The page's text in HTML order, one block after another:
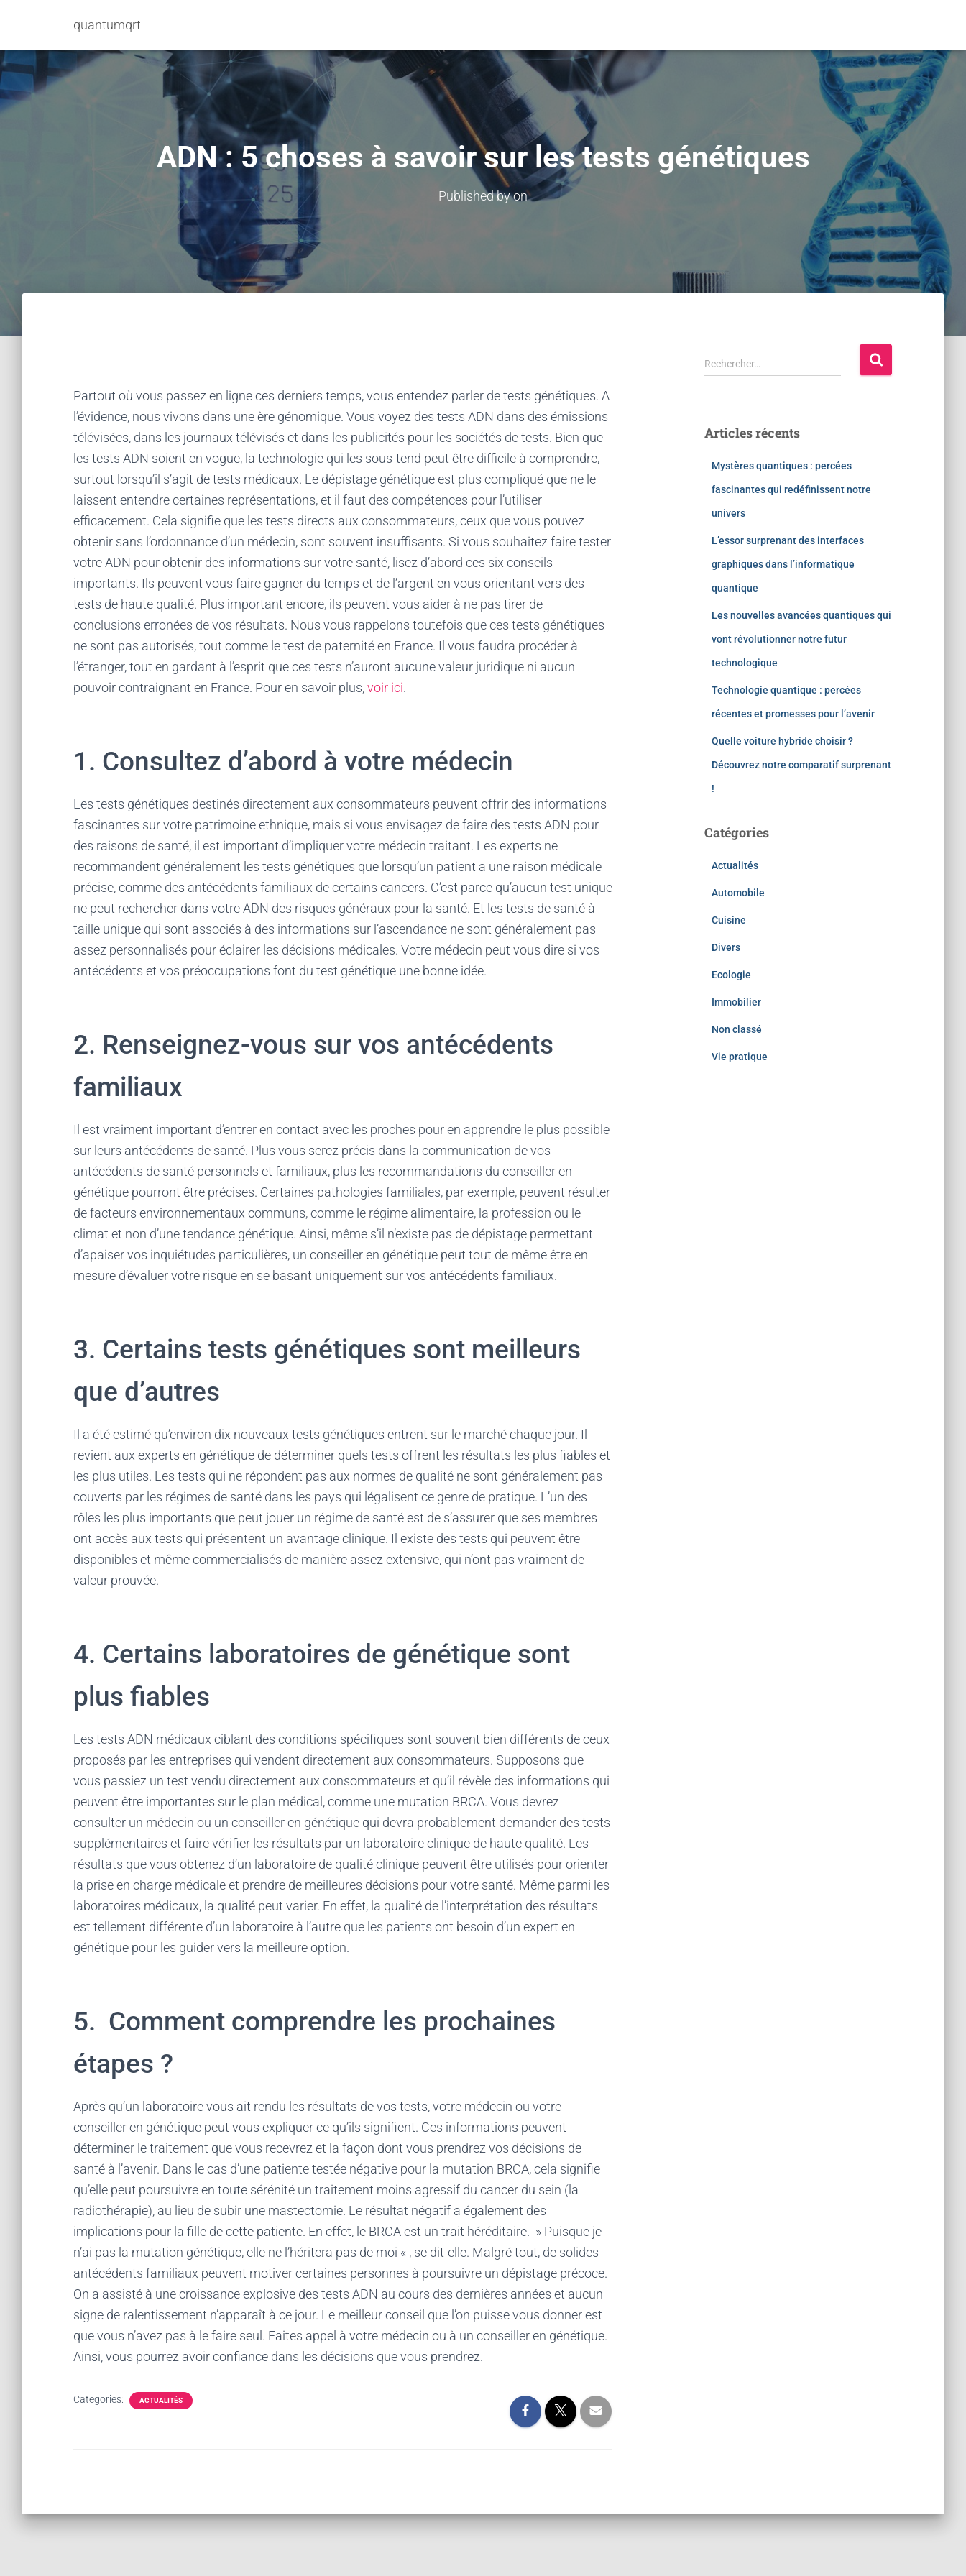
quantumqrt
ADN : 5 choses à savoir sur les tests génétiques
Published byon
Partout où vous passez en ligne ces derniers temps, vous entendez parler de tests génétiques. A
l’évidence, nous vivons dans une ère génomique. Vous voyez des tests ADN dans des émissions
télévisées, dans les journaux télévisés et dans les publicités pour les sociétés de tests. Bien que
les tests ADN soient en vogue, la technologie qui les sous-tend peut être difficile à comprendre,
surtout lorsqu’il s’agit de tests médicaux. Le dépistage génétique est plus compliqué que ne le
laissent entendre certaines représentations, et il faut des compétences pour l’utiliser
efficacement. Cela signifie que les tests directs aux consommateurs, ceux que vous pouvez
obtenir sans l’ordonnance d’un médecin, sont souvent insuffisants. Si vous souhaitez faire tester
votre ADN pour obtenir des informations sur votre santé, lisez d’abord ces six conseils
importants. Ils peuvent vous faire gagner du temps et de l’argent en vous orientant vers des
tests de haute qualité. Plus important encore, ils peuvent vous aider à ne pas tirer de
conclusions erronées de vos résultats. Nous vous rappelons toutefois que ces tests génétiques
ne sont pas autorisés, tout comme le test de paternité en France. Il vous faudra procéder à
l’étranger, tout en gardant à l’esprit que ces tests n’auront aucune valeur juridique ni aucun
pouvoir contraignant en France. Pour en savoir plus,voir ici.
1. Consultez d’abord à votre médecin
Les tests génétiques destinés directement aux consommateurs peuvent offrir des informations
fascinantes sur votre patrimoine ethnique, mais si vous envisagez de faire des tests ADN pour
des raisons de santé, il est important d’impliquer votre médecin traitant. Les experts ne
recommandent généralement les tests génétiques que lorsqu’un patient a une raison médicale
précise, comme des antécédents familiaux de certains cancers. C’est parce qu’aucun test unique
ne peut rechercher dans votre ADN des risques généraux pour la santé. Et les tests de santé à
taille unique qui sont associés à des informations sur l’ascendance ne sont généralement pas
assez personnalisés pour éclairer les décisions médicales. Votre médecin peut vous dire si vos
antécédents et vos préoccupations font du test génétique une bonne idée.
2. Renseignez-vous sur vos antécédents
familiaux
Il est vraiment important d’entrer en contact avec les proches pour en apprendre le plus possible
sur leurs antécédents de santé. Plus vous serez précis dans la communication de vos
antécédents de santé personnels et familiaux, plus les recommandations du conseiller en
génétique pourront être précises. Certaines pathologies familiales, par exemple, peuvent résulter
de facteurs environnementaux communs, comme le régime alimentaire, la profession ou le
climat et non d’une tendance génétique. Ainsi, même s’il n’existe pas de dépistage permettant
d’apaiser vos inquiétudes particulières, un conseiller en génétique peut tout de même être en
mesure d’évaluer votre risque en se basant uniquement sur vos antécédents familiaux.
3. Certains tests génétiques sont meilleurs
que d’autres
Il a été estimé qu’environ dix nouveaux tests génétiques entrent sur le marché chaque jour. Il
revient aux experts en génétique de déterminer quels tests offrent les résultats les plus fiables et
les plus utiles. Les tests qui ne répondent pas aux normes de qualité ne sont généralement pas
couverts par les régimes de santé dans les pays qui légalisent ce genre de pratique. L’un des
rôles les plus importants que peut jouer un régime de santé est de s’assurer que ses membres
ont accès aux tests qui présentent un avantage clinique. Il existe des tests qui peuvent être
disponibles et même commercialisés de manière assez extensive, qui n’ont pas vraiment de
valeur prouvée.
4. Certains laboratoires de génétique sont
plus fiables
Les tests ADN médicaux ciblant des conditions spécifiques sont souvent bien différents de ceux
proposés par les entreprises qui vendent directement aux consommateurs. Supposons que
vous passiez un test vendu directement aux consommateurs et qu’il révèle des informations qui
peuvent être importantes sur le plan médical, comme une mutation BRCA. Vous devrez
consulter un médecin ou un conseiller en génétique qui devra probablement demander des tests
supplémentaires et faire vérifier les résultats par un laboratoire clinique de haute qualité. Les
résultats que vous obtenez d’un laboratoire de qualité clinique peuvent être utilisés pour orienter
la prise en charge médicale et prendre de meilleures décisions pour votre santé. Même parmi les
laboratoires médicaux, la qualité peut varier. En effet, la qualité de l’interprétation des résultats
est tellement différente d’un laboratoire à l’autre que les patients ont besoin d’un expert en
génétique pour les guider vers la meilleure option.
5. Comment comprendre les prochaines
étapes ?
Après qu’un laboratoire vous ait rendu les résultats de vos tests, votre médecin ou votre
conseiller en génétique peut vous expliquer ce qu’ils signifient. Ces informations peuvent
déterminer le traitement que vous recevrez et la façon dont vous prendrez vos décisions de
santé à l’avenir. Dans le cas d’une patiente testée négative pour la mutation BRCA, cela signifie
qu’elle peut poursuivre en toute sérénité un traitement moins agressif du cancer du sein (la
radiothérapie), au lieu de subir une mastectomie. Le résultat négatif a également des
implications pour la fille de cette patiente. En effet, le BRCA est un trait héréditaire. » Puisque je
n’ai pas la mutation génétique, elle ne l’héritera pas de moi « , se dit-elle. Malgré tout, de solides
antécédents familiaux peuvent motiver certaines personnes à poursuivre un dépistage précoce.
On a assisté à une croissance explosive des tests ADN au cours des dernières années et aucun
signe de ralentissement n’apparaît à ce jour. Le meilleur conseil que l’on puisse vous donner est
que vous n’avez pas à le faire seul. Faites appel à votre médecin ou à un conseiller en génétique.
Ainsi, vous pourrez avoir confiance dans les décisions que vous prendrez.
Categories: ACTUALITÉS
Rechercher…
Articles récents
Mystères quantiques : percées
fascinantes qui redéfinissent notre
univers
L’essor surprenant des interfaces
graphiques dans l’informatique
quantique
Les nouvelles avancées quantiques qui
vont révolutionner notre futur
technologique
Technologie quantique : percées
récentes et promesses pour l’avenir
Quelle voiture hybride choisir ?
Découvrez notre comparatif surprenant
!
Catégories
Actualités
Automobile
Cuisine
Divers
Ecologie
Immobilier
Non classé
Vie pratique